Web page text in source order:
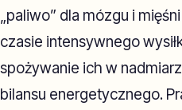
„paliwo” dla mózgu i
czasie intensywnego
spożywanie ich w
bilansu energetycznego.